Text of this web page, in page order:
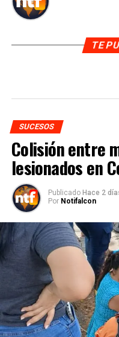
TE
SUCESOS
Colisión entre
lesionados en
Publicado Hace 2
Por Notifalcon